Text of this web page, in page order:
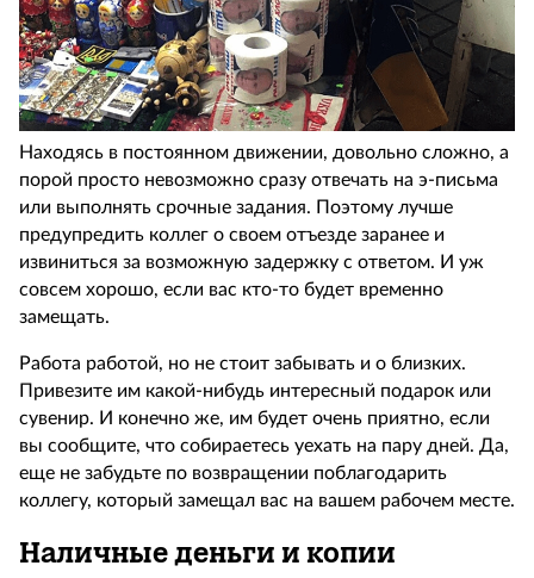
Находясь в постоянном движении, довольно сложно, а
порой просто невозможно сразу отвечать на э-письма
или выполнять срочные задания. Поэтому лучше
предупредить коллег о своем отъезде заранее и
извиниться за возможную задержку с ответом. И уж
совсем хорошо, если вас кто-то будет временно
замещать.
Работа работой, но не стоит забывать и о близких.
Привезите им какой-нибудь интересный подарок или
сувенир. И конечно же, им будет очень приятно, если
вы сообщите, что собираетесь уехать на пару дней. Да,
еще не забудьте по возвращении поблагодарить
коллегу, который замещал вас на вашем рабочем месте.
Наличные деньги и копии